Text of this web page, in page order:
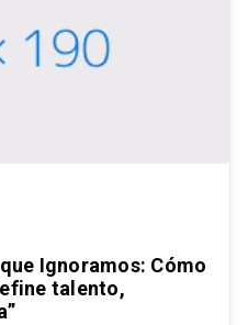
Ignoramos: Cómo
talento,